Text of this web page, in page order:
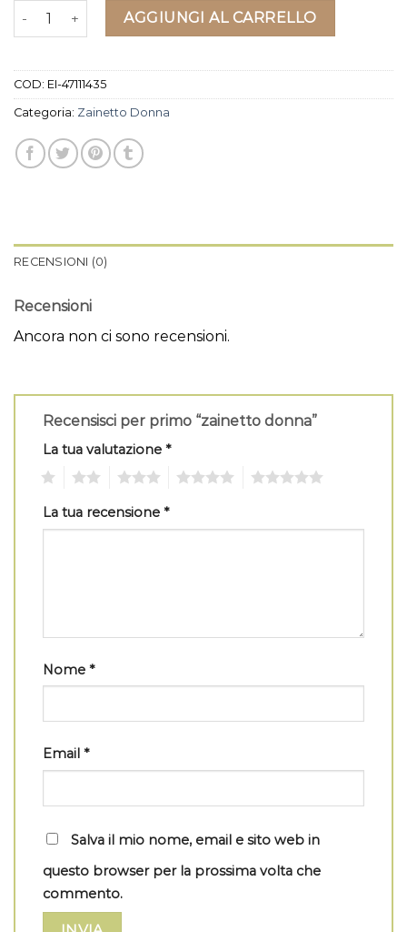
zainetto donna quantitàAGGIUNGI AL CARRELLO
COD: EI-47111435
Categoria: Zainetto Donna
RECENSIONI (0)
Recensioni
Ancora non ci sono recensioni.
Recensisci per primo “zainetto donna”
La tua valutazione *
La tua recensione *
Nome *
Email *
Salva il mio nome, email e sito web in
questo browser per la prossima volta che
commento.